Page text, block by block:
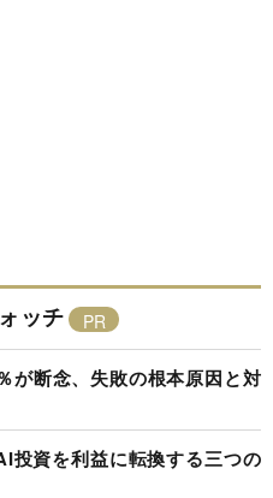
ッチ
が断念、失敗の根本原因と対
投資を利益に転換する三つの